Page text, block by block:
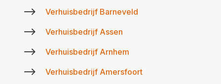
$ Verhuisbedrijf Barneveld
$ Verhuisbedrijf Assen
$ Verhuisbedrijf Arnhem
$ Verhuisbedrijf Amersfoort